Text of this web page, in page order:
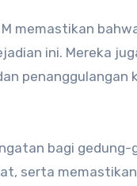
memastikan
ini. Mereka
penanggulangan
bagi
serta